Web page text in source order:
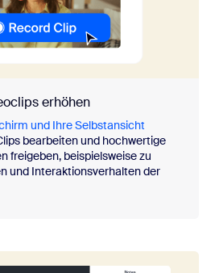
erhöhen
und Ihre Selbstansicht
bearbeiten und hochwertige
freigeben, beispielsweise zu
und Interaktionsverhalten der